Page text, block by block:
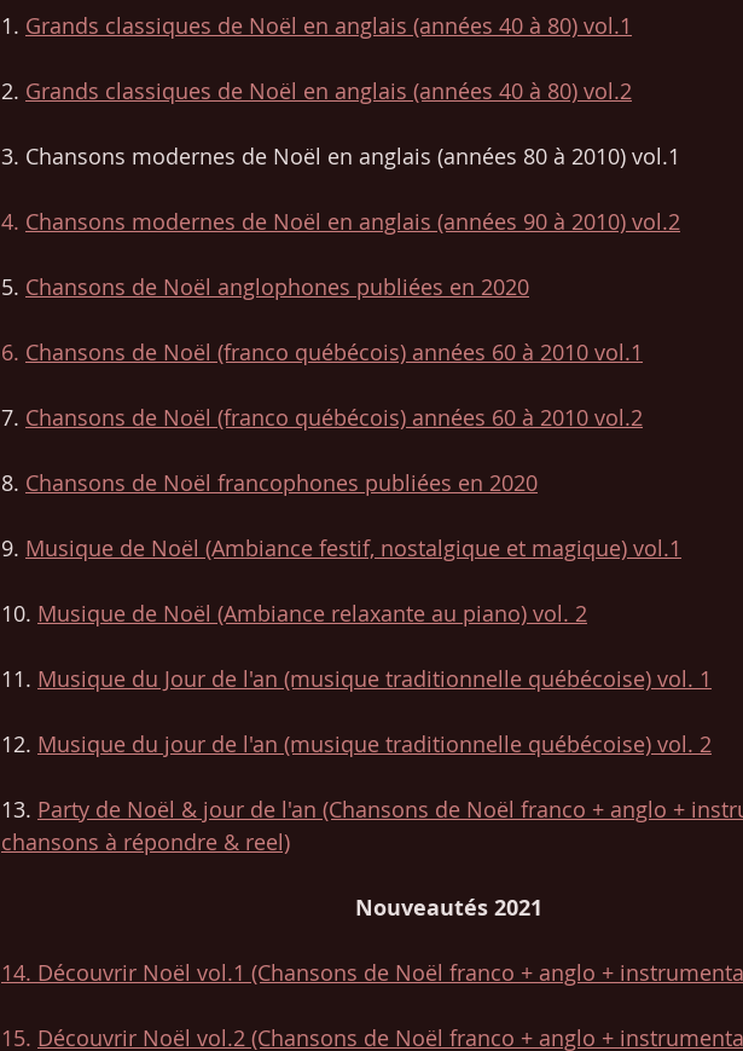
1. Grands classiques de Noël en anglais (années 40 à 80) vol.1
2. Grands classiques de Noël en anglais (années 40 à 80) vol.2
3. Chansons modernes de Noël en anglais (années 80 à 2010) vol.1
4. Chansons modernes de Noël en anglais (années 90 à 2010) vol.2
5. Chansons de Noël anglophones publiées en 2020
6. Chansons de Noël (franco québécois) années 60 à 2010 vol.1
7. Chansons de Noël (franco québécois) années 60 à 2010 vol.2
8. Chansons de Noël francophones publiées en 2020
9. Musique de Noël (Ambiance festif, nostalgique et magique) vol.1
10. Musique de Noël (Ambiance relaxante au piano) vol. 2
11. Musique du Jour de l'an (musique traditionnelle québécoise) vol. 1
12. Musique du jour de l'an (musique traditionnelle québécoise) vol. 2
13. Party de Noël & jour de l'an (Chansons de Noël franco + anglo +
chansons à répondre & reel)
Nouveautés 2021
14. Découvrir Noël vol.1 (Chansons de Noël franco + anglo +
15. Découvrir Noël vol.2 (Chansons de Noël franco + anglo +